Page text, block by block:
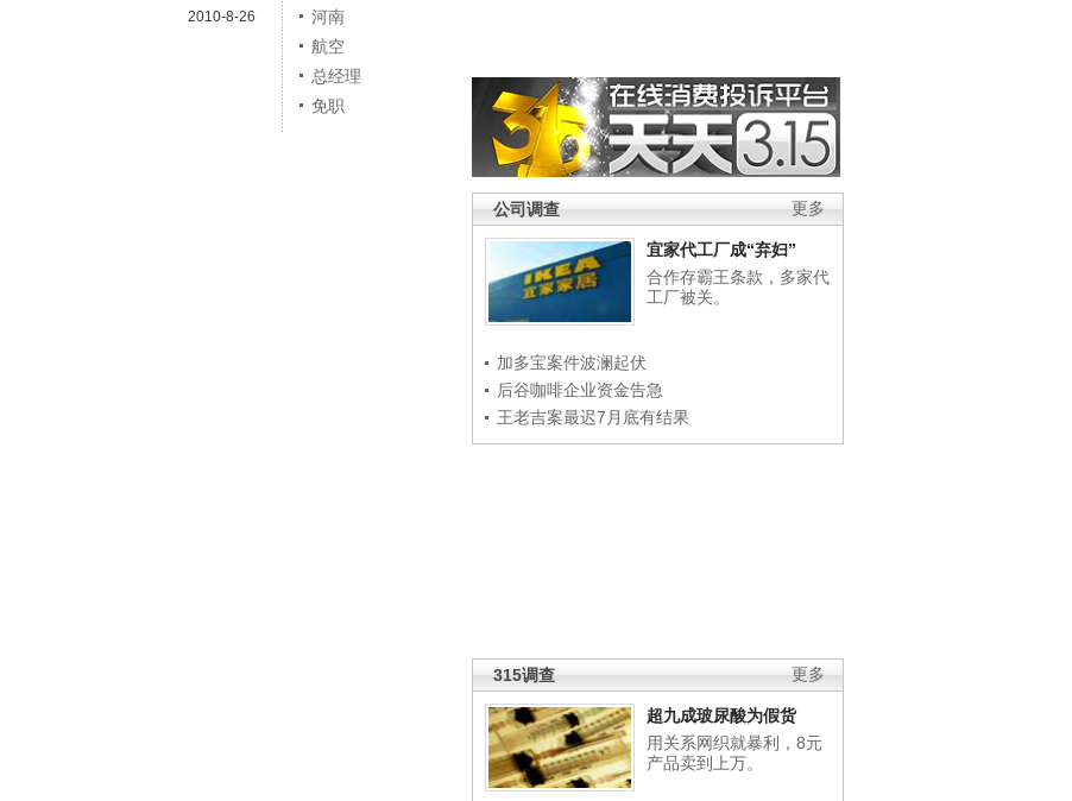
更多
公司调查
宜家代工厂成“弃妇”
合作存霸王条款，多家代
工厂被关。
加多宝案件波澜起伏
后谷咖啡企业资金告急
王老吉案最迟7月底有结果
更多
315调查
超九成玻尿酸为假货
用关系网织就暴利，8元
产品卖到上万。
2010-8-26
河南
航空
总经理
免职